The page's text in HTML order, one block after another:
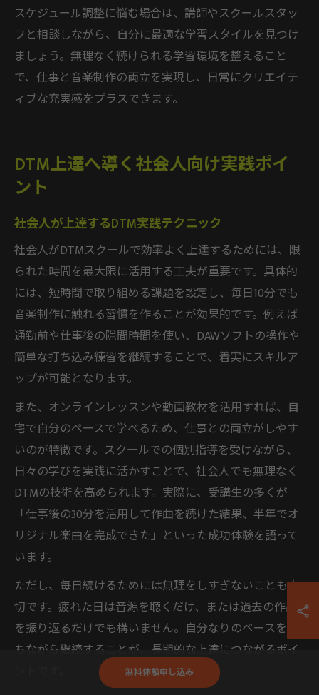
スケジュール調整に悩む場合は、講師やスクールスタッ
フと相談しながら、自分に最適な学習スタイルを見つけ
ましょう。無理なく続けられる学習環境を整えること
で、仕事と音楽制作の両立を実現し、日常にクリエイテ
ィブな充実感をプラスできます。
DTM上達へ導く社会人向け実践ポイ
ント
社会人が上達するDTM実践テクニック
社会人がDTMスクールで効率よく上達するためには、限
られた時間を最大限に活用する工夫が重要です。具体的
には、短時間で取り組める課題を設定し、毎日10分でも
音楽制作に触れる習慣を作ることが効果的です。例えば
通勤前や仕事後の隙間時間を使い、DAWソフトの操作や
簡単な打ち込み練習を継続することで、着実にスキルア
ップが可能となります。
また、オンラインレッスンや動画教材を活用すれば、自
宅で自分のペースで学べるため、仕事との両立がしやす
いのが特徴です。スクールでの個別指導を受けながら、
日々の学びを実践に活かすことで、社会人でも無理なく
DTMの技術を高められます。実際に、受講生の多くが
「仕事後の30分を活用して作曲を続けた結果、半年でオ
リジナル楽曲を完成できた」といった成功体験を語って
います。
ただし、毎日続けるためには無理をしすぎないことも大
切です。疲れた日は音源を聴くだけ、または過去の作品
を振り返るだけでも構いません。自分なりのペースを保
ちながら継続することが、長期的な上達につながるポイ
無料体験申し込み